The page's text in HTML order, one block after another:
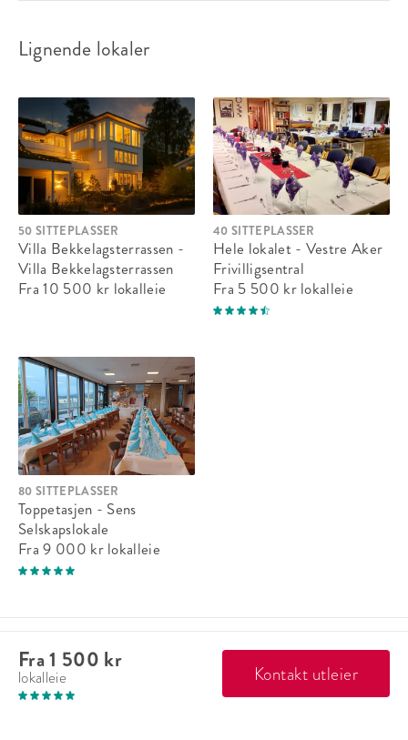
Lignende lokaler
50 SITTEPLASSER
Villa Bekkelagsterrassen -
Villa Bekkelagsterrassen
Fra 10 500 kr lokalleie
40 SITTEPLASSER
Hele lokalet - Vestre Aker
Frivilligsentral
Fra 5 500 kr lokalleie
80 SITTEPLASSER
Toppetasjen - Sens
Selskapslokale
Fra 9 000 kr lokalleie
Fra 1 500 kr
lokalleie Kontakt utleier
Eventum
Om oss